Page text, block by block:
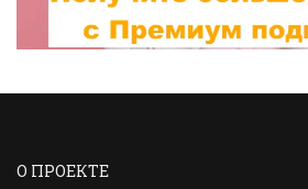
О ПРОЕКТЕ